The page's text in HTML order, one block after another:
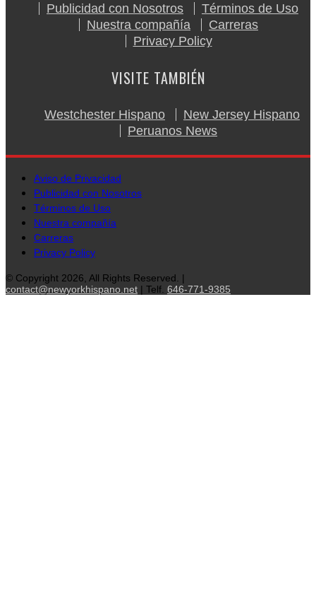
Publicidad con Nosotros
Términos de Uso
Nuestra compañía
Carreras
Privacy Policy
VISITE TAMBIÉN
Westchester Hispano
New Jersey Hispano
Peruanos News
Aviso de Privacidad
Publicidad con Nosotros
Términos de Uso
Nuestra compañía
Carreras
Privacy Policy
© Copyright 2026, All Rights Reserved. |
contact@newyorkhispano.net | Telf. 646-771-9385